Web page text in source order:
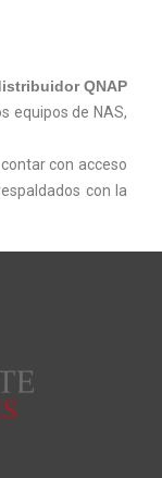
QNAP
equipos de NAS,
con acceso
con la